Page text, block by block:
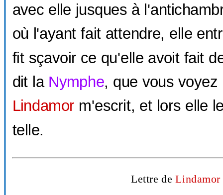
avec elle jusques à
où l'ayant fait attendre, elle
fit sçavoir ce qu'elle avoit fait
dit la Nymphe, que vous voyez
Lindamor m'escrit, et lors elle
telle.
Lettre deLindamor